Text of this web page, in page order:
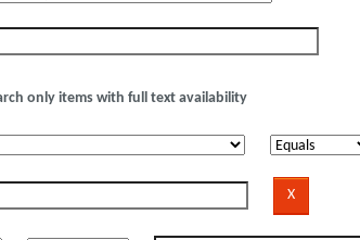
only items with full text availability